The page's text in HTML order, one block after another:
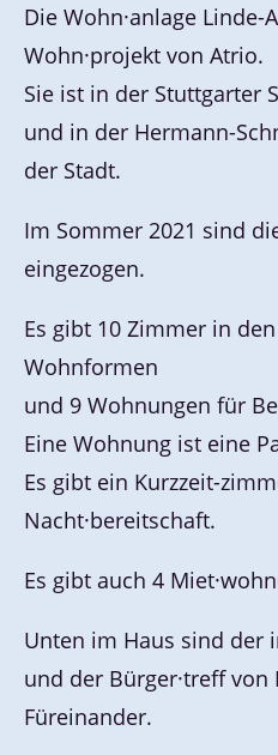
Die Wohn·anlage Linde-
Wohn·projekt von Atrio.
Sie ist in der Stuttgarter
und in der Hermann-
der Stadt.
Im Sommer 2021 sind
eingezogen.
Es gibt 10 Zimmer in
Wohnformen
und 9 Wohnungen für
Eine Wohnung ist eine
Es gibt ein Kurzzeit-
Nacht·bereitschaft.
Es gibt auch 4
Unten im Haus sind der
und der Bürger·treff
Füreinander.